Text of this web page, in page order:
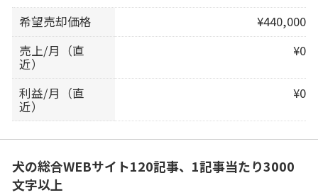
希望売却価格
¥440,000
売上/月（直
近）
¥0
利益/月（直
近）
¥0
犬の総合WEBサイト120記事、1記事当たり3000
文字以上